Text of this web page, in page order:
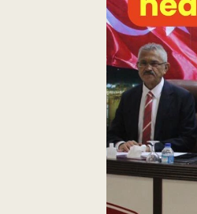
Yetiştirici Soruyor
Dünyada Tarım
Üretici Birlikleri
Şeker ve Şekerli Mamüller
Tahıllar ve Baklagiller